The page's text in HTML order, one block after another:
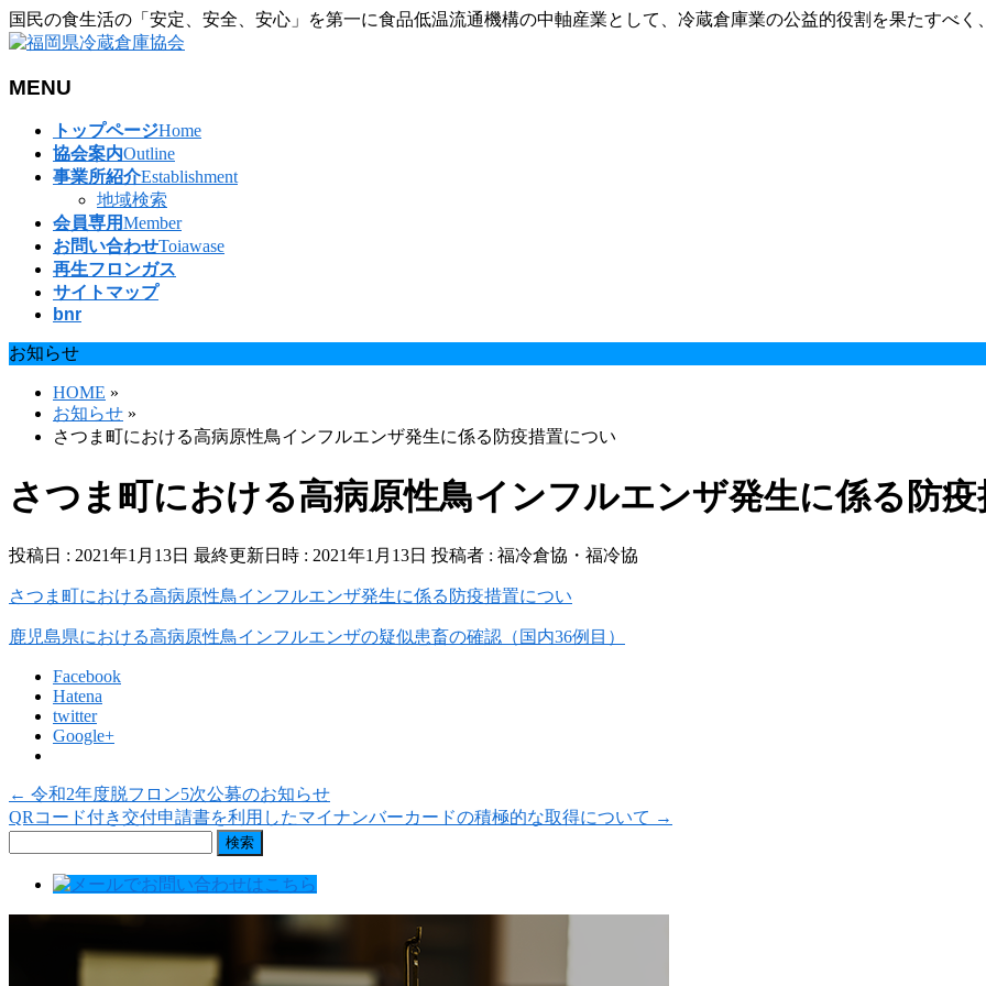
国民の食生活の「安定、安全、安心」を第一に食品低温流通機構の中軸産業として、冷蔵倉庫業の公益的役割を果たすべく
MENU
トップページHome
協会案内Outline
事業所紹介Establishment
地域検索
会員専用Member
お問い合わせToiawase
再生フロンガス
サイトマップ
bnr
お知らせ
HOME »
お知らせ »
さつま町における高病原性鳥インフルエンザ発生に係る防疫措置につい
さつま町における高病原性鳥インフルエンザ発生に係る防
投稿日 : 2021年1月13日 最終更新日時 : 2021年1月13日 投稿者 : 福冷倉協・福冷協
さつま町における高病原性鳥インフルエンザ発生に係る防疫措置につい
鹿児島県における高病原性鳥インフルエンザの疑似患畜の確認（国内36例目）
Facebook
Hatena
twitter
Google+
← 令和2年度脱フロン5次公募のお知らせ
QRコード付き交付申請書を利用したマイナンバーカードの積極的な取得について →